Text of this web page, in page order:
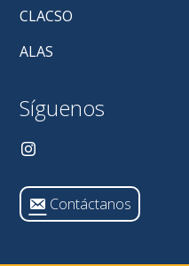
CLACSO
ALAS
Síguenos
Contáctanos